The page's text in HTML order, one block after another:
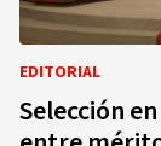
EDITORIAL
Selección